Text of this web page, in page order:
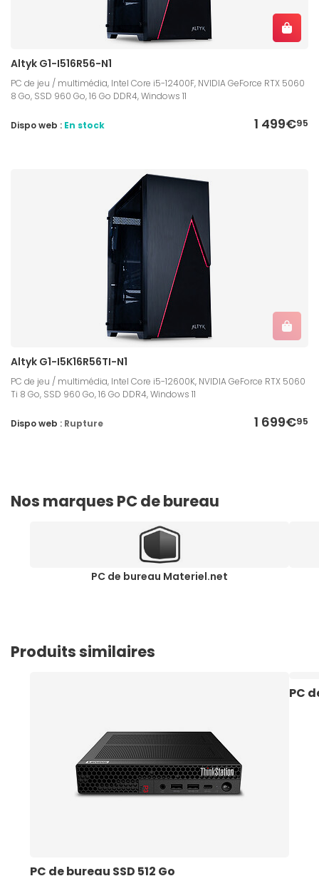
Altyk G1-I516R56-N1
PC de jeu / multimédia, Intel Core i5-12400F, NVIDIA GeForce RTX 5060
8 Go, SSD 960 Go, 16 Go DDR4, Windows 11
1 499€95
Dispo web : En stock
Altyk G1-I5K16R56TI-N1
PC de jeu / multimédia, Intel Core i5-12600K, NVIDIA GeForce RTX 5060
Ti 8 Go, SSD 960 Go, 16 Go DDR4, Windows 11
1 699€95
Dispo web : Rupture
Nos marques PC de bureau
PC de bureau Materiel.net
Produits similaires
PC de bureau SSD 512 Go
PC